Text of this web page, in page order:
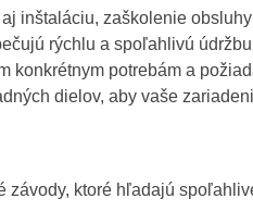
inštaláciu, zaškolenie
rýchlu a spoľahlivú
konkrétnym potrebám a
dielov, aby vaše
ktoré hľadajú